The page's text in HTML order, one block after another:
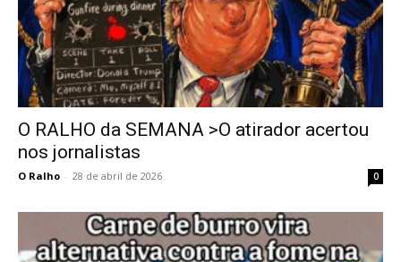
O RALHO da SEMANA >O atirador acertou
nos jornalistas
O Ralho - 28 de abril de 2026 0